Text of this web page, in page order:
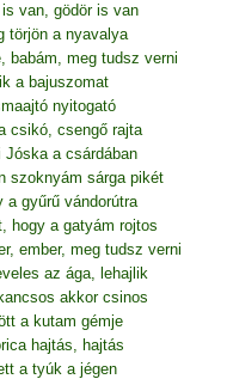
van, gödör is van
törjön a nyavalya
babám, meg tudsz verni
a bajuszomat
nyitogató
csikó, csengő rajta
Jóska a csárdában
szoknyám sárga pikét
a gyűrű vándorútra
hogy a gatyám rojtos
ember, meg tudsz verni
az ága, lehajlik
akkor csinos
a kutam gémje
hajtás, hajtás
a tyúk a jégen